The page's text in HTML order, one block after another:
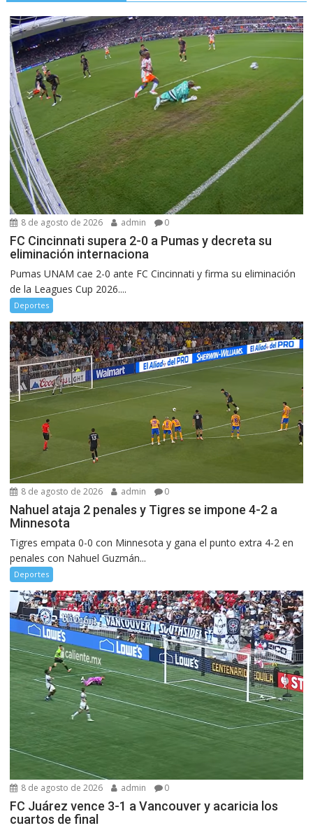
8 de agosto de 2026 admin 0
FC Cincinnati supera 2-0 a Pumas y decreta su
eliminación internaciona
Pumas UNAM cae 2-0 ante FC Cincinnati y firma su eliminación
de la Leagues Cup 2026....
Deportes
8 de agosto de 2026 admin 0
Nahuel ataja 2 penales y Tigres se impone 4-2 a
Minnesota
Tigres empata 0-0 con Minnesota y gana el punto extra 4-2 en
penales con Nahuel Guzmán...
Deportes
8 de agosto de 2026 admin 0
FC Juárez vence 3-1 a Vancouver y acaricia los
cuartos de final